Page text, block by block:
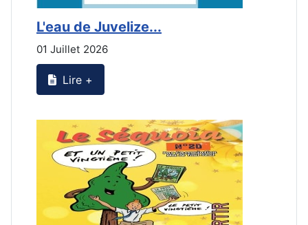
L'eau de Juvelize...
01 Juillet 2026
Lire +